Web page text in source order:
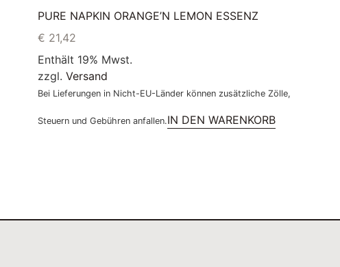
PURE NAPKIN ORANGE’N LEMON ESSENZ
€ 21,42
Enthält 19% Mwst.
zzgl.Versand
Bei Lieferungen in Nicht-EU-Länder können zusätzliche Zölle,
Steuern und Gebühren anfallen.IN DEN WARENKORB